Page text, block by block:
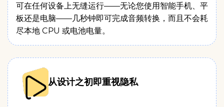
可在任何设备上无缝运行——无论您使用智能手机、平
板还是电脑——几秒钟即可完成音频转换，而且不会耗
尽本地 CPU 或电池电量。
从设计之初即重视隐私